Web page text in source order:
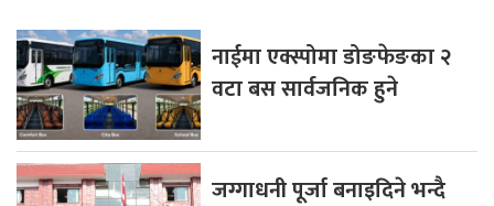
नाईमा एक्स्पोमा डोङफेङका २
वटा बस सार्वजनिक हुने
जग्गाधनी पूर्जा बनाइदिने भन्दै